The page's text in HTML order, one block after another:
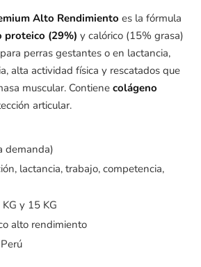
Alto Rendimiento es la fórmula
proteico (29%) y calórico (15% grasa)
perras gestantes o en lactancia,
alta actividad física y rescatados que
muscular. Contiene colágeno
articular.
demanda)
lactancia, trabajo, competencia,
y 15 KG
alto rendimiento